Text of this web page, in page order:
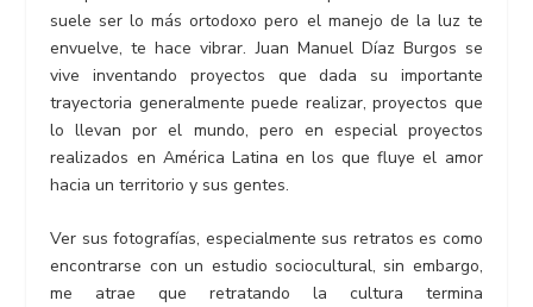
suele ser lo más ortodoxo pero el manejo de la luz te
envuelve, te hace vibrar. Juan Manuel Díaz Burgos se
vive inventando proyectos que dada su importante
trayectoria generalmente puede realizar, proyectos que
lo llevan por el mundo, pero en especial proyectos
realizados en América Latina en los que fluye el amor
hacia un territorio y sus gentes.
Ver sus fotografías, especialmente sus retratos es como
encontrarse con un estudio sociocultural, sin embargo,
me atrae que retratando la cultura termina